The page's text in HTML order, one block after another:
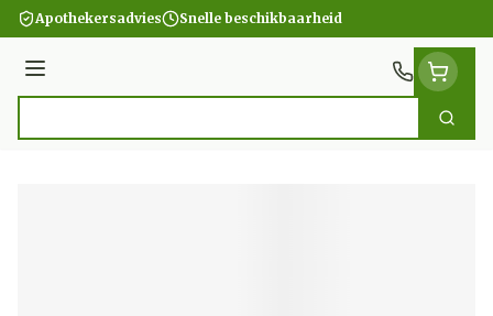
Ga naar de inhoud
Apothekersadvies Snelle beschikbaarheid
Menu
Zoek